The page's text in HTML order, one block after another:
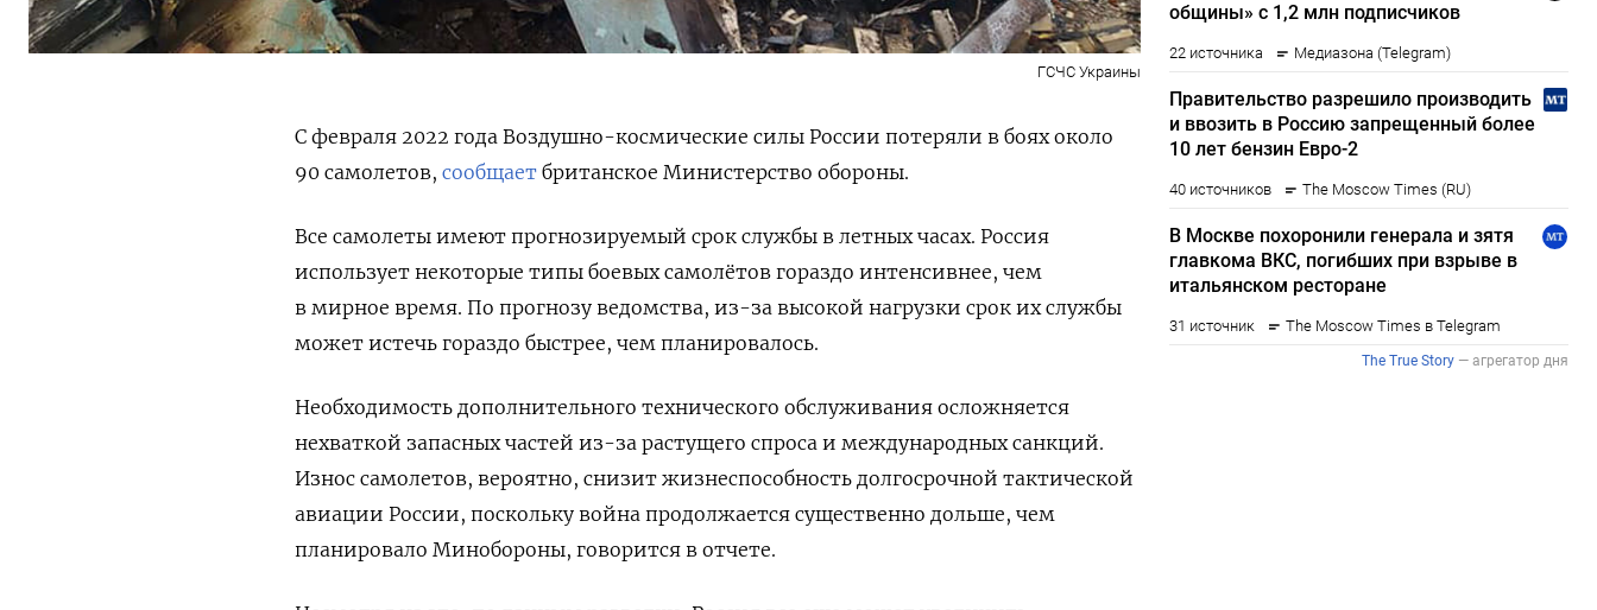
ГСЧС Украины
С февраля 2022 года Воздушно-космические силы России потеряли в боях около
90 самолетов, сообщает британское Министерство обороны.
Все самолеты имеют прогнозируемый срок службы в летных часах. Россия
использует некоторые типы боевых самолётов гораздо интенсивнее, чем
в мирное время. По прогнозу ведомства, из-за высокой нагрузки срок их службы
может истечь гораздо быстрее, чем планировалось.
Необходимость дополнительного технического обслуживания осложняется
нехваткой запасных частей из-за растущего спроса и международных санкций.
Износ самолетов, вероятно, снизит жизнеспособность долгосрочной тактической
авиации России, поскольку война продолжается существенно дольше, чем
планировало Минобороны, говорится в отчете.